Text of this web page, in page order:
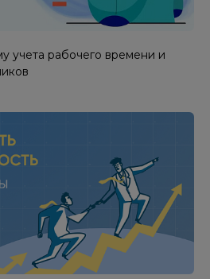
учета рабочего времени и